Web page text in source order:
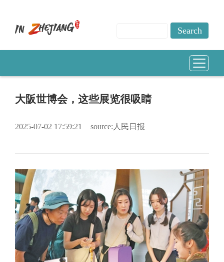
大阪世博会，这些展览很吸睛
2025-07-02 17:59:21 source:人民日报